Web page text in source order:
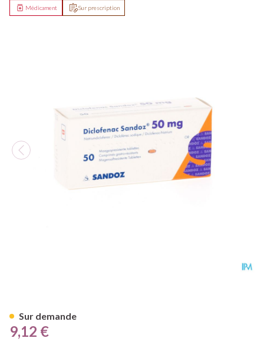
Sur prescription
Médicament
9,12 €
Sur demande